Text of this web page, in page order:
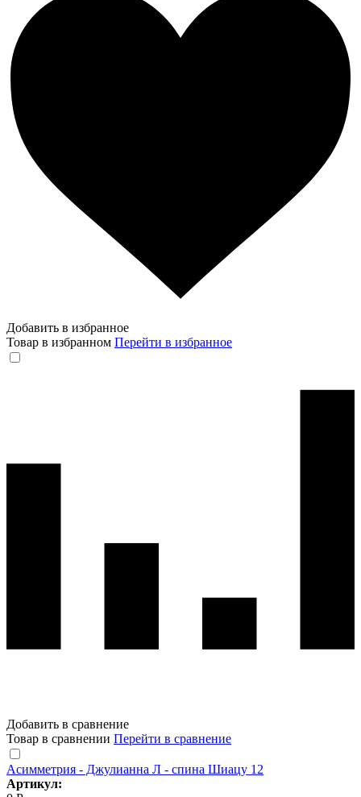
Добавить в избранное
Товар в избранном Перейти в избранное
Добавить в сравнение
Товар в сравнении Перейти в сравнение
Асимметрия - Джулианна Л - спина Шиацу 12
Артикул: